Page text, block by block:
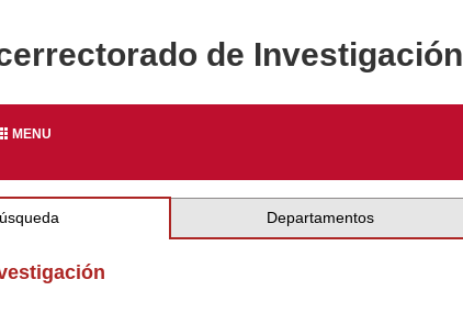
de Investigación
MENU
Departamentos